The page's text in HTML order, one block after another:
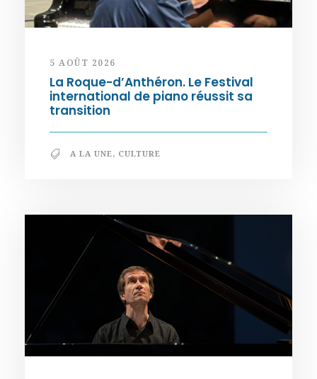
5 AOÛT 2026
La Roque-d’Anthéron. Le Festival
international de piano réussit sa
transition
A LA UNE, CULTURE